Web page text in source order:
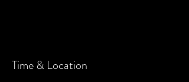
Time & Location